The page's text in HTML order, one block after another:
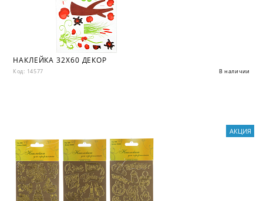
НАКЛЕЙКА 32X60 ДЕКОР
Код: 14577 В наличии
АКЦИЯ